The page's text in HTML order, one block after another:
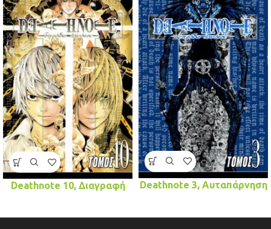
Deathnote 10, Διαγραφή Deathnote 3, Αυταπάρνηση